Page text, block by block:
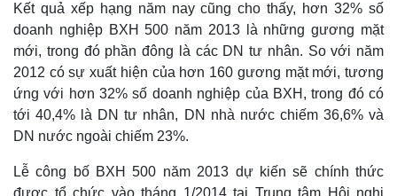
Kết quả xếp hạng năm nay cũng cho thấy, hơn 32% số
doanh nghiệp BXH 500 năm 2013 là những gương mặt
mới, trong đó phần đông là các DN tư nhân. So với năm
2012 có sự xuất hiện của hơn 160 gương mặt mới, tương
ứng với hơn 32% số doanh nghiệp của BXH, trong đó có
tới 40,4% là DN tư nhân, DN nhà nước chiếm 36,6% và
DN nước ngoài chiếm 23%.
Lễ công bố BXH 500 năm 2013 dự kiến sẽ chính thức
được tổ chức vào tháng 1/2014 tại Trung tâm Hội nghị